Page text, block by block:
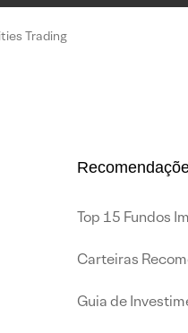
Trading
Top 15 Fundos
Carteiras
Guia de